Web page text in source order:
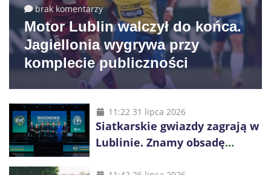
brak komentarzy
Motor Lublin walczył do końca.
Jagiellonia wygrywa przy
komplecie publiczności
11:22 31 lipca 2026
Siatkarskie gwiazdy zagrają w
Lublinie. Znamy obsadę